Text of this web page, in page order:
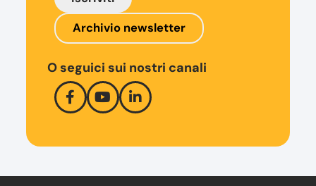
Archivio newsletter
O seguici sui nostri canali